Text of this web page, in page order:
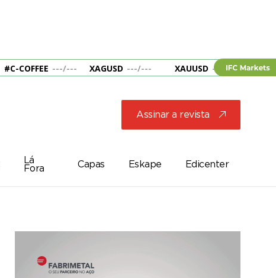
#C-COFFEE ---/--- XAGUSD ---/--- XAUUSD --- ---
Assinar a revista j
Lá
Fora
Capas Eskape Edicenter